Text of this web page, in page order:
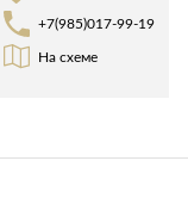
+7(985)017-99-19
На схеме